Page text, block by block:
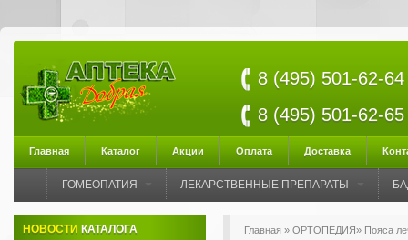
8 (495) 501-62-64
8 (495) 501-62-65
Главная Каталог Акции Оплата Доставка
ГОМЕОПАТИЯ ЛЕКАРСТВЕННЫЕ ПРЕПАРАТЫ
Главная » ОРТОПЕДИЯ» Пояса
НОВОСТИ КАТАЛОГА